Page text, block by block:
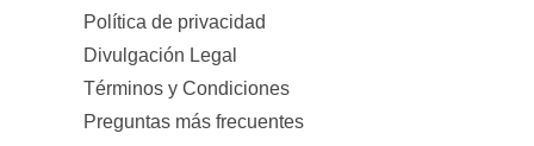
Política de privacidad
Divulgación Legal
Términos y Condiciones
Preguntas más frecuentes